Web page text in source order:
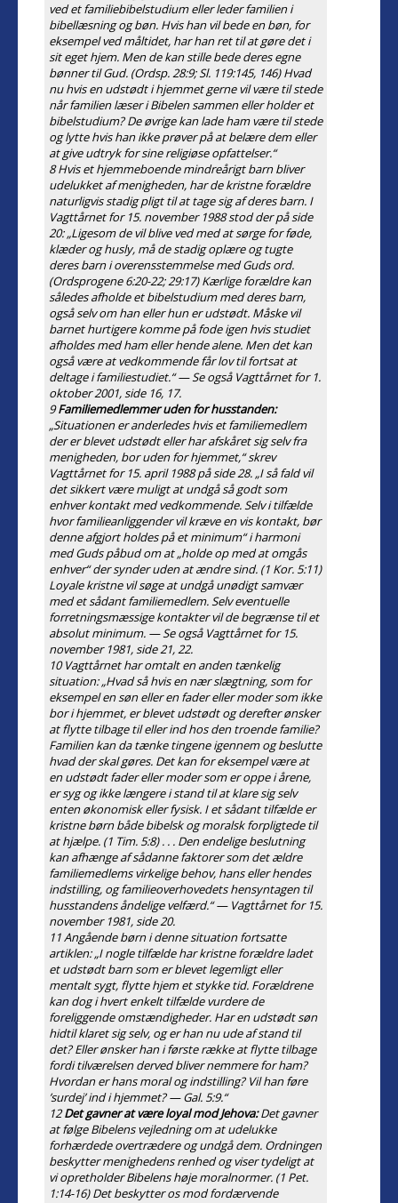
ved et familiebibelstudium eller leder familien i
bibellæsning og bøn. Hvis han vil bede en bøn, for
eksempel ved måltidet, har han ret til at gøre det i
sit eget hjem. Men de kan stille bede deres egne
bønner til Gud. (Ordsp. 28:9; Sl. 119:145, 146) Hvad
nu hvis en udstødt i hjemmet gerne vil være til stede
når familien læser i Bibelen sammen eller holder et
bibelstudium? De øvrige kan lade ham være til stede
og lytte hvis han ikke prøver på at belære dem eller
at give udtryk for sine religiøse opfattelser.“
8 Hvis et hjemmeboende mindreårigt barn bliver
udelukket af menigheden, har de kristne forældre
naturligvis stadig pligt til at tage sig af deres barn. I
Vagttårnet for 15. november 1988 stod der på side
20: „Ligesom de vil blive ved med at sørge for føde,
klæder og husly, må de stadig oplære og tugte
deres barn i overensstemmelse med Guds ord.
(Ordsprogene 6:20-22; 29:17) Kærlige forældre kan
således afholde et bibelstudium med deres barn,
også selv om han eller hun er udstødt. Måske vil
barnet hurtigere komme på fode igen hvis studiet
afholdes med ham eller hende alene. Men det kan
også være at vedkommende får lov til fortsat at
deltage i familiestudiet.“ — Se også Vagttårnet for 1.
oktober 2001, side 16, 17.
9Familiemedlemmer uden for husstanden:
„Situationen er anderledes hvis et familiemedlem
der er blevet udstødt eller har afskåret sig selv fra
menigheden, bor uden for hjemmet,“ skrev
Vagttårnet for 15. april 1988 på side 28. „I så fald vil
det sikkert være muligt at undgå så godt som
enhver kontakt med vedkommende. Selv i tilfælde
hvor familieanliggender vil kræve en vis kontakt, bør
denne afgjort holdes på et minimum“ i harmoni
med Guds påbud om at „holde op med at omgås
enhver“ der synder uden at ændre sind. (1 Kor. 5:11)
Loyale kristne vil søge at undgå unødigt samvær
med et sådant familiemedlem. Selv eventuelle
forretningsmæssige kontakter vil de begrænse til et
absolut minimum. — Se også Vagttårnet for 15.
november 1981, side 21, 22.
10 Vagttårnet har omtalt en anden tænkelig
situation: „Hvad så hvis en nær slægtning, som for
eksempel en søn eller en fader eller moder som ikke
bor i hjemmet, er blevet udstødt og derefter ønsker
at flytte tilbage til eller ind hos den troende familie?
Familien kan da tænke tingene igennem og beslutte
hvad der skal gøres. Det kan for eksempel være at
en udstødt fader eller moder som er oppe i årene,
er syg og ikke længere i stand til at klare sig selv
enten økonomisk eller fysisk. I et sådant tilfælde er
kristne børn både bibelsk og moralsk forpligtede til
at hjælpe. (1 Tim. 5:8) . . . Den endelige beslutning
kan afhænge af sådanne faktorer som det ældre
familiemedlems virkelige behov, hans eller hendes
indstilling, og familieoverhovedets hensyntagen til
husstandens åndelige velfærd.“ — Vagttårnet for 15.
november 1981, side 20.
11 Angående børn i denne situation fortsatte
artiklen: „I nogle tilfælde har kristne forældre ladet
et udstødt barn som er blevet legemligt eller
mentalt sygt, flytte hjem et stykke tid. Forældrene
kan dog i hvert enkelt tilfælde vurdere de
foreliggende omstændigheder. Har en udstødt søn
hidtil klaret sig selv, og er han nu ude af stand til
det? Eller ønsker han i første række at flytte tilbage
fordi tilværelsen derved bliver nemmere for ham?
Hvordan er hans moral og indstilling? Vil han føre
’surdej’ ind i hjemmet? — Gal. 5:9.“
12Det gavner at være loyal mod Jehova:Det gavner
at følge Bibelens vejledning om at udelukke
forhærdede overtrædere og undgå dem. Ordningen
beskytter menighedens renhed og viser tydeligt at
vi opretholder Bibelens høje moralnormer. (1 Pet.
1:14-16) Det beskytter os mod fordærvende